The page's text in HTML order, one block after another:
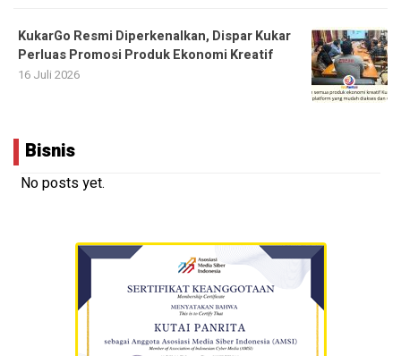
KukarGo Resmi Diperkenalkan, Dispar Kukar
Perluas Promosi Produk Ekonomi Kreatif
16 Juli 2026
Bisnis
No posts yet.